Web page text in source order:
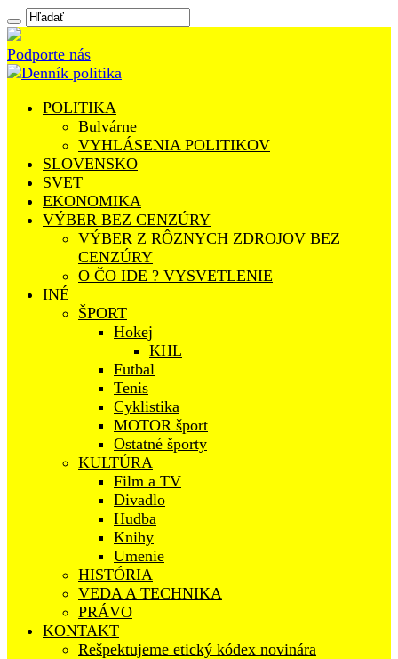
Podporte nás
POLITIKA
Bulvárne
VYHLÁSENIA POLITIKOV
SLOVENSKO
SVET
EKONOMIKA
VÝBER BEZ CENZÚRY
VÝBER Z RÔZNYCH ZDROJOV BEZ
CENZÚRY
O ČO IDE ? VYSVETLENIE
INÉ
ŠPORT
Hokej
KHL
Futbal
Tenis
Cyklistika
MOTOR šport
Ostatné športy
KULTÚRA
Film a TV
Divadlo
Hudba
Knihy
Umenie
HISTÓRIA
VEDA A TECHNIKA
PRÁVO
KONTAKT
Rešpektujeme etický kódex novinára